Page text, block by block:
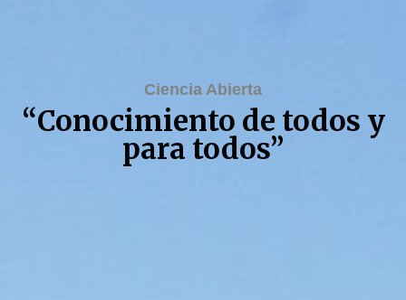
Ciencia Abierta
“Conocimiento de todos y
para todos”